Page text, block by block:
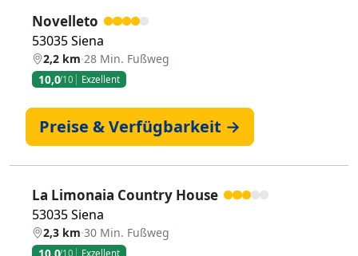
Novelleto
53035 Siena
2,2 km·28 Min. Fußweg
10,0/10 Exzellent
Preise & Verfügbarkeit →
La Limonaia Country House
53035 Siena
2,3 km·30 Min. Fußweg
/10 Exzellent